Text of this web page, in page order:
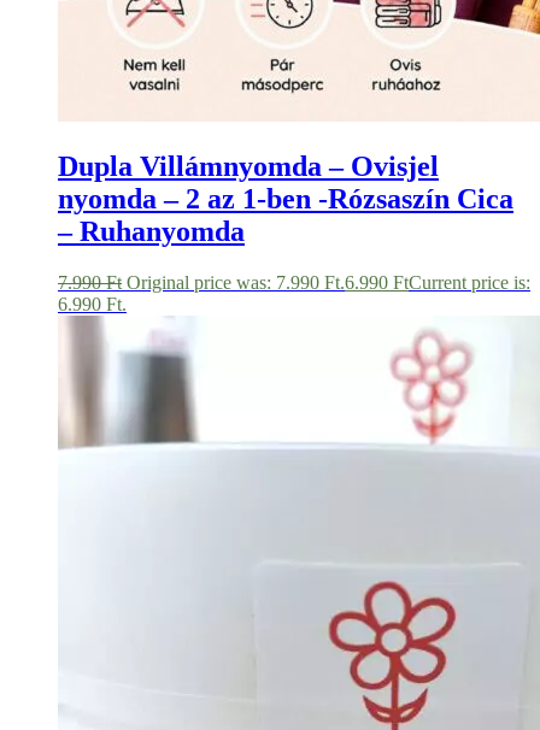
Dupla Villámnyomda – Ovisjel
nyomda – 2 az 1-ben -Rózsaszín Cica
– Ruhanyomda
7.990Ft Original price was: 7.990 Ft.6.990 FtCurrent price is:
6.990 Ft.